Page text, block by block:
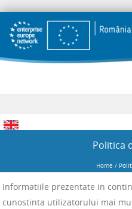
Skip to content
Politica
Home /
Informatiile prezentate in
cunostinta utilizatorului mai